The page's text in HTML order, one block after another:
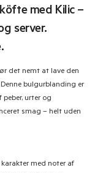
med Kilic –
server.
det nemt at lave den
bulgurblanding er
urter og
smag – helt uden
med noter af